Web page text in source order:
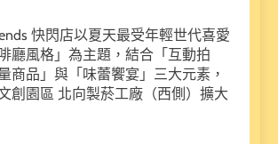
快閃店以夏天最受年輕世代喜愛
廳風格」為主題，結合「互動拍
商品」與「味蕾饗宴」三大元素，
創園區 北向製菸工廠（西側）擴大